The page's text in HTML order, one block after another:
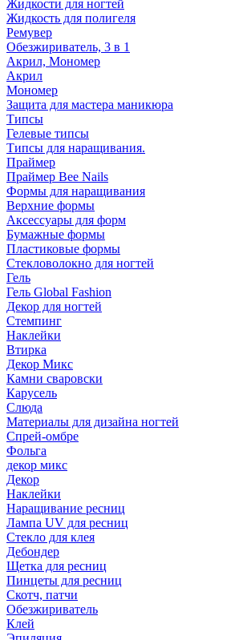
Жидкости для ногтей
Жидкость для полигеля
Ремувер
Обезжириватель, 3 в 1
Акрил, Мономер
Акрил
Мономер
Защита для мастера маникюра
Типсы
Гелевые типсы
Типсы для наращивания.
Праймер
Праймер Bee Nails
Формы для наращивания
Верхние формы
Аксессуары для форм
Бумажные формы
Пластиковые формы
Стекловолокно для ногтей
Гель
Гель Global Fashion
Декор для ногтей
Стемпинг
Наклейки
Втирка
Декор Микс
Камни сваровски
Карусель
Слюда
Материалы для дизайна ногтей
Спрей-омбре
Фольга
декор микс
Декор
Наклейки
Наращивание ресниц
Лампа UV для ресниц
Стекло для клея
Дебондер
Щетка для ресниц
Пинцеты для ресниц
Скотч, патчи
Обезжириватель
Клей